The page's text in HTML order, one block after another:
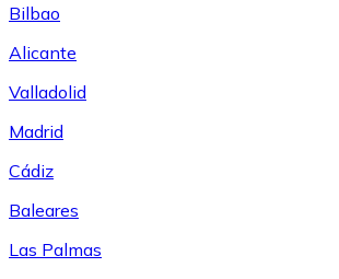
Bilbao
Alicante
Valladolid
Madrid
Cádiz
Baleares
Las Palmas